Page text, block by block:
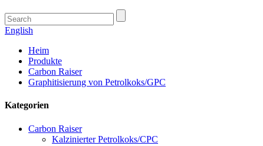
English
Heim
Produkte
Carbon Raiser
Graphitisierung von Petrolkoks/GPC
Kategorien
Carbon Raiser
Kalzinierter Petrolkoks/CPC